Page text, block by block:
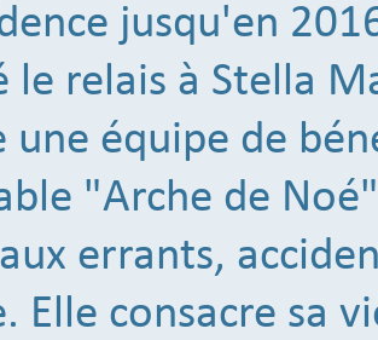
jusqu'en
le relais à Stella
équipe de
"Arche de
errants,
Elle consacre sa